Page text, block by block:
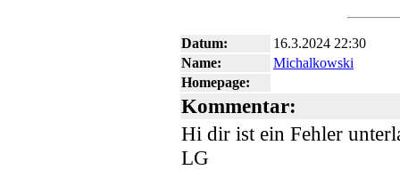
Datum:
16.3.2024 22:30
Name:
Michalkowski
Homepage:
Kommentar:
Hi dir ist ein Fehler
LG